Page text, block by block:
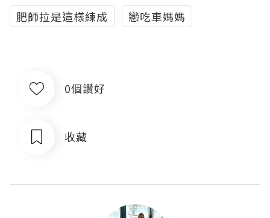
肥師拉是這樣練成
戀吃車媽媽
0個讚好
收藏